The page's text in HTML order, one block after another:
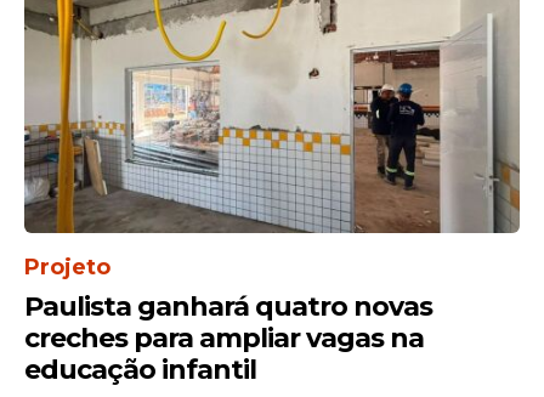
Projeto
Paulista ganhará quatro novas
creches para ampliar vagas na
educação infantil